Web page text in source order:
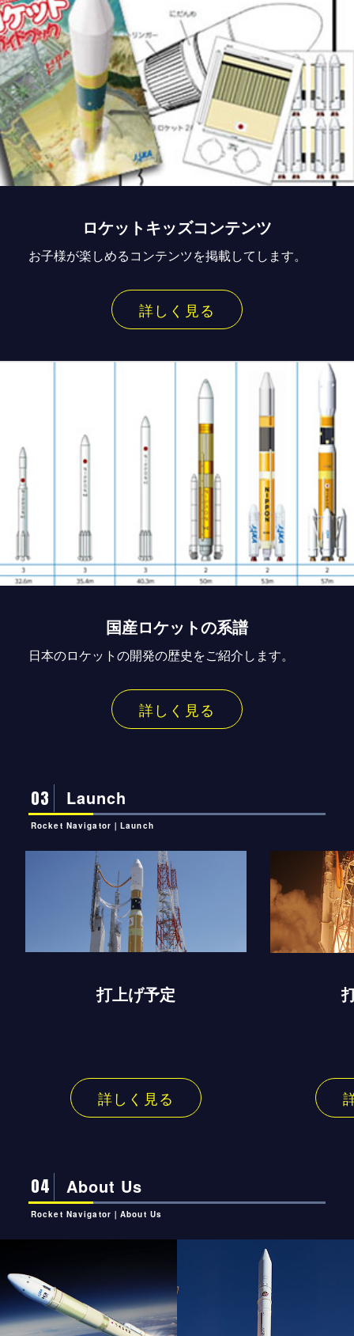
ロケットキッズコンテンツ
お子様が楽しめるコンテンツを掲載してします。
詳しく見る
国産ロケットの系譜
日本のロケットの開発の歴史をご紹介します。
詳しく見る
03 Launch
Rocket Navigator｜Launch
打上げ予定
詳しく見る
04 About Us
Rocket Navigator｜About Us